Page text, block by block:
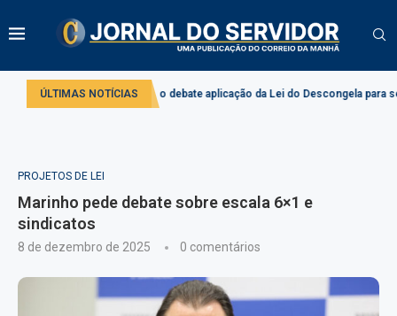
ÚLTIMAS NOTÍCIAS
Comissão debate aplicação da Lei do Descongela para servidores
PROJETOS DE LEI
Marinho pede debate sobre escala 6×1 e
sindicatos
8 de dezembro de 2025 0 comentários